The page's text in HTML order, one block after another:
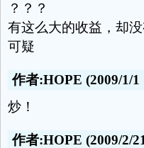
？？？
有这么大的收益，却
可疑
作者:HOPE (2009/1/
炒！
作者:HOPE (2009/2/